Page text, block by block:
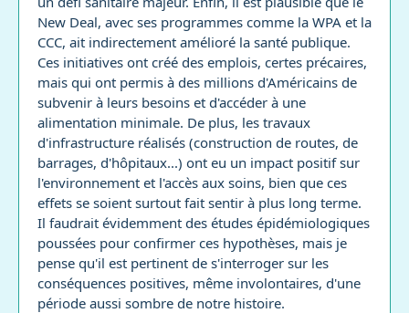
New Deal, avec ses programmes comme la WPA et la
CCC, ait indirectement amélioré la santé publique.
Ces initiatives ont créé des emplois, certes précaires,
mais qui ont permis à des millions d'Américains de
subvenir à leurs besoins et d'accéder à une
alimentation minimale. De plus, les travaux
d'infrastructure réalisés (construction de routes, de
barrages, d'hôpitaux...) ont eu un impact positif sur
l'environnement et l'accès aux soins, bien que ces
effets se soient surtout fait sentir à plus long terme.
Il faudrait évidemment des études épidémiologiques
poussées pour confirmer ces hypothèses, mais je
pense qu'il est pertinent de s'interroger sur les
conséquences positives, même involontaires, d'une
période aussi sombre de notre histoire.